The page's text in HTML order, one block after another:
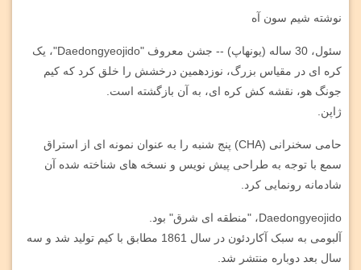
نوشته شیم سون آه
سئول، 30 ساله (یونهاپ) -- جشن معروف "Daedongyeojido"، یک
کره ای در مقیاس بزرگ، نوزدهمین درخشش را خلق کرد که کیم
جونگ هو، نقشه کش کره ای، به آن بازگشته است.
ژاپن.
حامی سخنرانی (CHA) پنج شنبه را به عنوان نمونه ای از استراق
سمع با توجه به طراحی پیش نویس و نسخه های شناخته شده آن
شادمانه رونمایی کرد.
Daedongyeojido، "منطقه ای شرق" بود.
آلبومی به سبک آکاردئون در سال 1861 مطابق با کیم تولید شد و سه
سال بعد دوباره منتشر شد.